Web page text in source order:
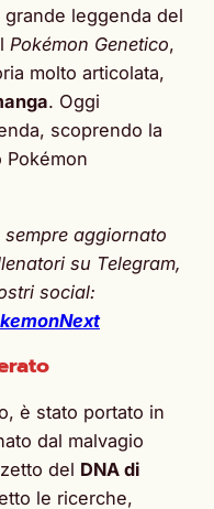
leggenda del
Pokémon Genetico,
molto articolata,
. Oggi
scoprendo la
aggiornato
su Telegram,
social:
è stato portato in
dal malvagio
del DNA di
le ricerche,